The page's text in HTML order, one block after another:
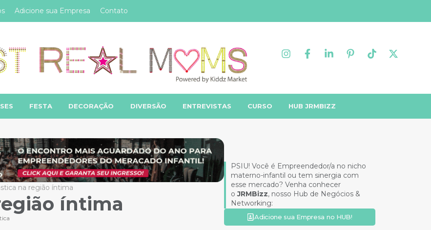
Adicione sua Empresa Contato
FESTA DECORAÇÃO DIVERSÃO ENTREVISTAS CURSO HUB JRMBIZZ
na região íntima
íntima
PSIU! Você é Empreendedor/a no nicho
materno-infantil ou tem sinergia com
esse mercado? Venha conhecer
oJRMBizz, nosso Hub de Negócios &
Networking:
Adicione sua Empresa no HUB!